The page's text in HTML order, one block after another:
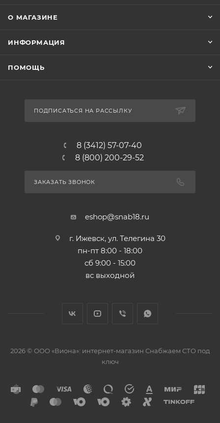
О МАГАЗИНЕ
ИНФОРМАЦИЯ
ПОМОЩЬ
ПОДПИСАТЬСЯ НА РАССЫЛКУ
8 (3412) 57-07-40
8 (800) 200-29-52
ЗАКАЗАТЬ ЗВОНОК
eshop@snab18.ru
г. Ижевск, ул. Телегина 30
пн-пт 8:00 - 18:00
сб 9:00 - 15:00
вс выходной
2026 © ООО «Виона»: интернет-магазин Снабжаем СТО под
ключ